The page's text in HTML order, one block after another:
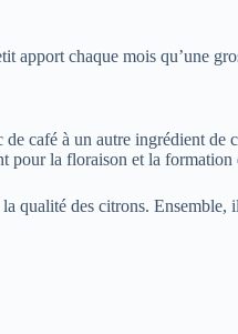
apport chaque mois qu’une
café à un autre ingrédient de
pour la floraison et la formation
qualité des citrons.